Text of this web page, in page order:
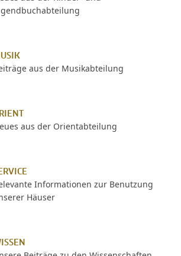
aus der Musikabteilung
aus der Orientabteilung
Informationen zur Benutzung
Häuser